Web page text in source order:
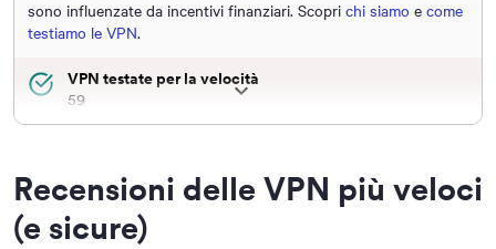
sono influenzate da incentivi finanziari. Scopri chi siamo e come
testiamo le VPN.
VPN testate per la velocità
59
Costi mensili dei test di velocità
$980
Recensioni delle VPN più veloci
(e sicure)